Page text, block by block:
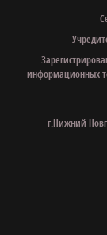
информационных
г.Нижний